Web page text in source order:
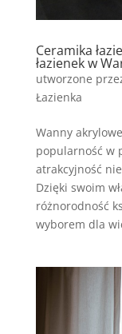
Ceramika
łazienek w
utworzone
Łazienka
Wanny
popularność w
atrakcyjność
Dzięki swoim
różnorodność
wyborem dla